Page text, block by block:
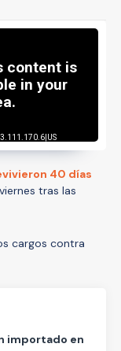
40 días
tras las
cargos contra
importado en